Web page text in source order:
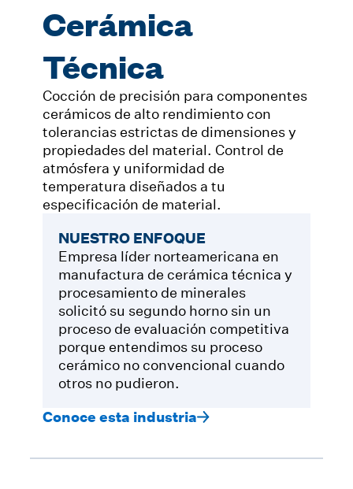
Cerámica
Técnica
Cocción de precisión para componentes
cerámicos de alto rendimiento con
tolerancias estrictas de dimensiones y
propiedades del material. Control de
atmósfera y uniformidad de
temperatura diseñados a tu
especificación de material.
NUESTRO ENFOQUE
Empresa líder norteamericana en
manufactura de cerámica técnica y
procesamiento de minerales
solicitó su segundo horno sin un
proceso de evaluación competitiva
porque entendimos su proceso
cerámico no convencional cuando
otros no pudieron.
Conoce esta industria